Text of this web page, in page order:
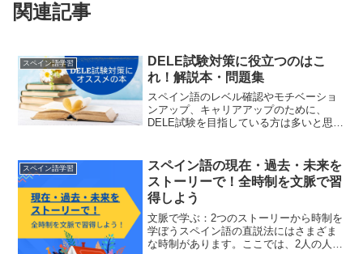
関連記事
スペイン語学習
DELE試験対策に役立つのはこ
れ！解説本・問題集
スペイン語のレベル確認やモチベーショ
ンアップ、キャリアアップのために、
DELE試験を目指している方は多いと思い
まだ数が少ないのが現状です。 そこで今
回は、私が実際に...
スペイン語学習
スペイン語の現在・過去・未来を
ストーリーで！全時制を文脈で習
得しよう
文脈で学ぶ：2つのストーリーから時制を
学ぼうスペイン語の直説法にはさまざま
な時制があります。ここでは、2人の人物